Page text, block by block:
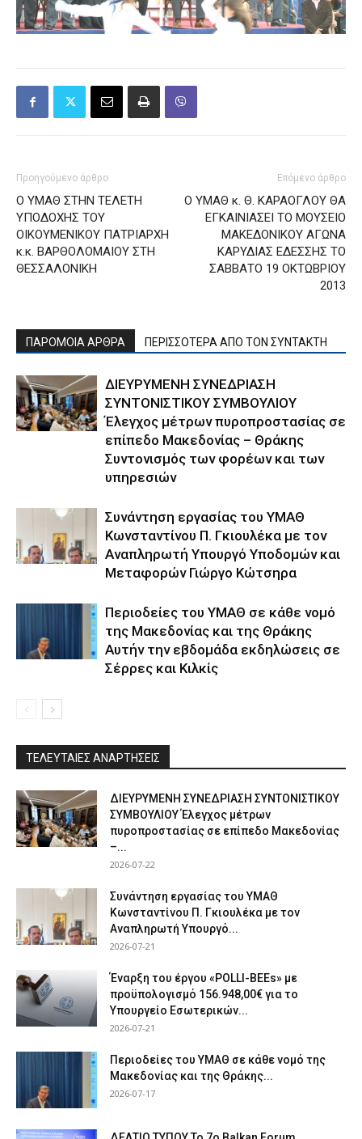
Προηγούμενο άρθρο
Ο ΥΜΑΘ ΣΤΗΝ ΤΕΛΕΤΗ
ΥΠΟΔΟΧΗΣ ΤΟΥ
ΟΙΚΟΥΜΕΝΙΚΟΥ ΠΑΤΡΙΑΡΧΗ
κ.κ. ΒΑΡΘΟΛΟΜΑΙΟΥ ΣΤΗ
ΘΕΣΣΑΛΟΝΙΚΗ
Επόμενο άρθρο
O ΥΜΑΘ κ. Θ. ΚΑΡΑΟΓΛΟΥ ΘΑ
ΕΓΚΑΙΝΙΑΣΕΙ ΤΟ ΜΟΥΣΕΙΟ
ΜΑΚΕΔΟΝΙΚΟΥ ΑΓΩΝΑ
ΚΑΡΥΔΙΑΣ ΕΔΕΣΣΗΣ ΤΟ
ΣΑΒΒΑΤΟ 19 ΟΚΤΩΒΡΙΟΥ
2013
ΠΑΡΟΜΟΙΑ ΑΡΘΡΑ ΠΕΡΙΣΣΟΤΕΡΑ ΑΠΟ ΤΟΝ ΣΥΝΤΑΚΤΗ
ΔΙΕΥΡΥΜΕΝΗ ΣΥΝΕΔΡΙΑΣΗ
ΣΥΝΤΟΝΙΣΤΙΚΟΥ ΣΥΜΒΟΥΛΙΟΥ
Έλεγχος μέτρων πυροπροστασίας σε
επίπεδο Μακεδονίας – Θράκης
Συντονισμός των φορέων και των
υπηρεσιών
Συνάντηση εργασίας του ΥΜΑΘ
Κωνσταντίνου Π. Γκιουλέκα με τον
Αναπληρωτή Υπουργό Υποδομών και
Μεταφορών Γιώργο Κώτσηρα
Περιοδείες του ΥΜΑΘ σε κάθε νομό
της Μακεδονίας και της Θράκης
Αυτήν την εβδομάδα εκδηλώσεις σε
Σέρρες και Κιλκίς
ΤΕΛΕΥΤΑΙΕΣ ΑΝΑΡΤΗΣΕΙΣ
ΔΙΕΥΡΥΜΕΝΗ ΣΥΝΕΔΡΙΑΣΗ ΣΥΝΤΟΝΙΣΤΙΚΟΥ
ΣΥΜΒΟΥΛΙΟΥ Έλεγχος μέτρων
πυροπροστασίας σε επίπεδο Μακεδονίας
–...
2026-07-22
Συνάντηση εργασίας του ΥΜΑΘ
Κωνσταντίνου Π. Γκιουλέκα με τον
Αναπληρωτή Υπουργό...
2026-07-21
Έναρξη του έργου «POLLI-BEEs» με
προϋπολογισμό 156.948,00€ για το
Υπουργείο Εσωτερικών...
2026-07-21
Περιοδείες του ΥΜΑΘ σε κάθε νομό της
Μακεδονίας και της Θράκης...
2026-07-17